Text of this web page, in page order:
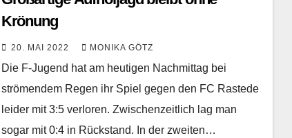
Krönung
20. MAI 2022 MONIKA GÖTZ
Die F-Jugend hat am heutigen Nachmittag bei
strömendem Regen ihr Spiel gegen den FC Rastede
leider mit 3:5 verloren. Zwischenzeitlich lag man
sogar mit 0:4 in Rückstand. In der zweiten…